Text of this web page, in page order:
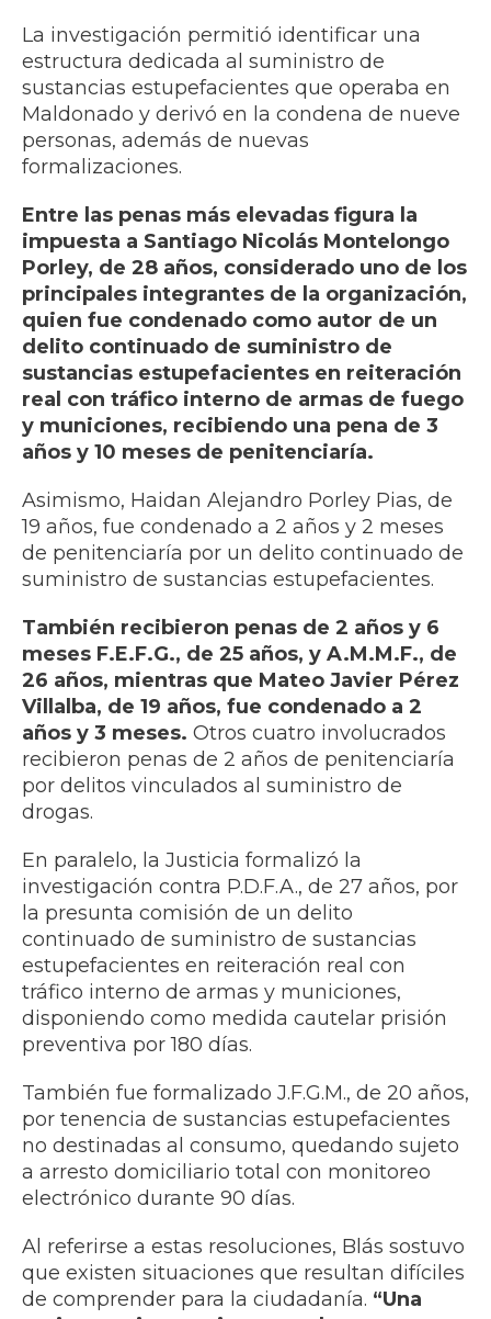
La investigación permitió identificar una
estructura dedicada al suministro de
sustancias estupefacientes que operaba en
Maldonado y derivó en la condena de nueve
personas, además de nuevas
formalizaciones.
Entre las penas más elevadas figura la
impuesta a Santiago Nicolás Montelongo
Porley, de 28 años, considerado uno de los
principales integrantes de la organización,
quien fue condenado como autor de un
delito continuado de suministro de
sustancias estupefacientes en reiteración
real con tráfico interno de armas de fuego
y municiones, recibiendo una pena de 3
años y 10 meses de penitenciaría.
Asimismo, Haidan Alejandro Porley Pias, de
19 años, fue condenado a 2 años y 2 meses
de penitenciaría por un delito continuado de
suministro de sustancias estupefacientes.
También recibieron penas de 2 años y 6
meses F.E.F.G., de 25 años, y A.M.M.F., de
26 años, mientras que Mateo Javier Pérez
Villalba, de 19 años, fue condenado a 2
años y 3 meses. Otros cuatro involucrados
recibieron penas de 2 años de penitenciaría
por delitos vinculados al suministro de
drogas.
En paralelo, la Justicia formalizó la
investigación contra P.D.F.A., de 27 años, por
la presunta comisión de un delito
continuado de suministro de sustancias
estupefacientes en reiteración real con
tráfico interno de armas y municiones,
disponiendo como medida cautelar prisión
preventiva por 180 días.
También fue formalizado J.F.G.M., de 20 años,
por tenencia de sustancias estupefacientes
no destinadas al consumo, quedando sujeto
a arresto domiciliario total con monitoreo
electrónico durante 90 días.
Al referirse a estas resoluciones, Blás sostuvo
que existen situaciones que resultan difíciles
de comprender para la ciudadanía. “Una